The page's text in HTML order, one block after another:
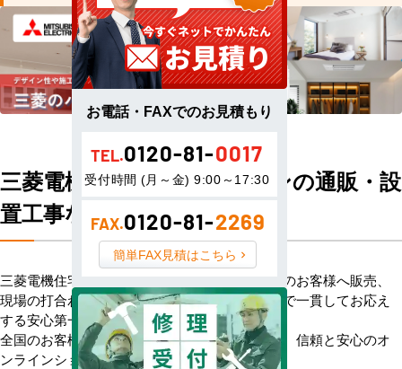
三菱電機 ハウジングエアコンの通販・設
置工事ならお任せください
三菱電機住宅設備用ハウジングエアコンを全国のお客様へ販売、
現場の打合わせから施工、アフターサービスまで一貫してお応え
する安心第一の専門店です。
全国のお客様から大変ご好評をいただいている、信頼と安心のオ
ンラインショップです。
お電話・FAXでのお見積もり
TEL.0120-81-0017
受付時間 (月～金) 9:00～17:30
FAX.0120-81-2269
簡単FAX見積はこちら